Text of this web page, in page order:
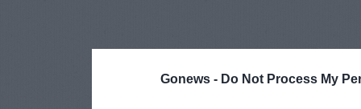
Gonews - Do Not Process My